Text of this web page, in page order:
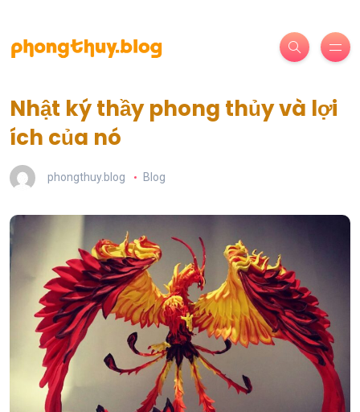
Nhật ký thầy phong thủy và lợi
ích của nó
phongthuy.blog Blog